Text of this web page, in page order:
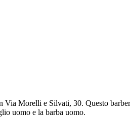
Morelli e Silvati, 30. Questo
uomo e la barba uomo.